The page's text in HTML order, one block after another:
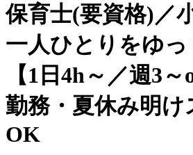
保育士(要資格)／
一人ひとりをゆ
【1日4h～／週3
勤務・夏休み明け
OK